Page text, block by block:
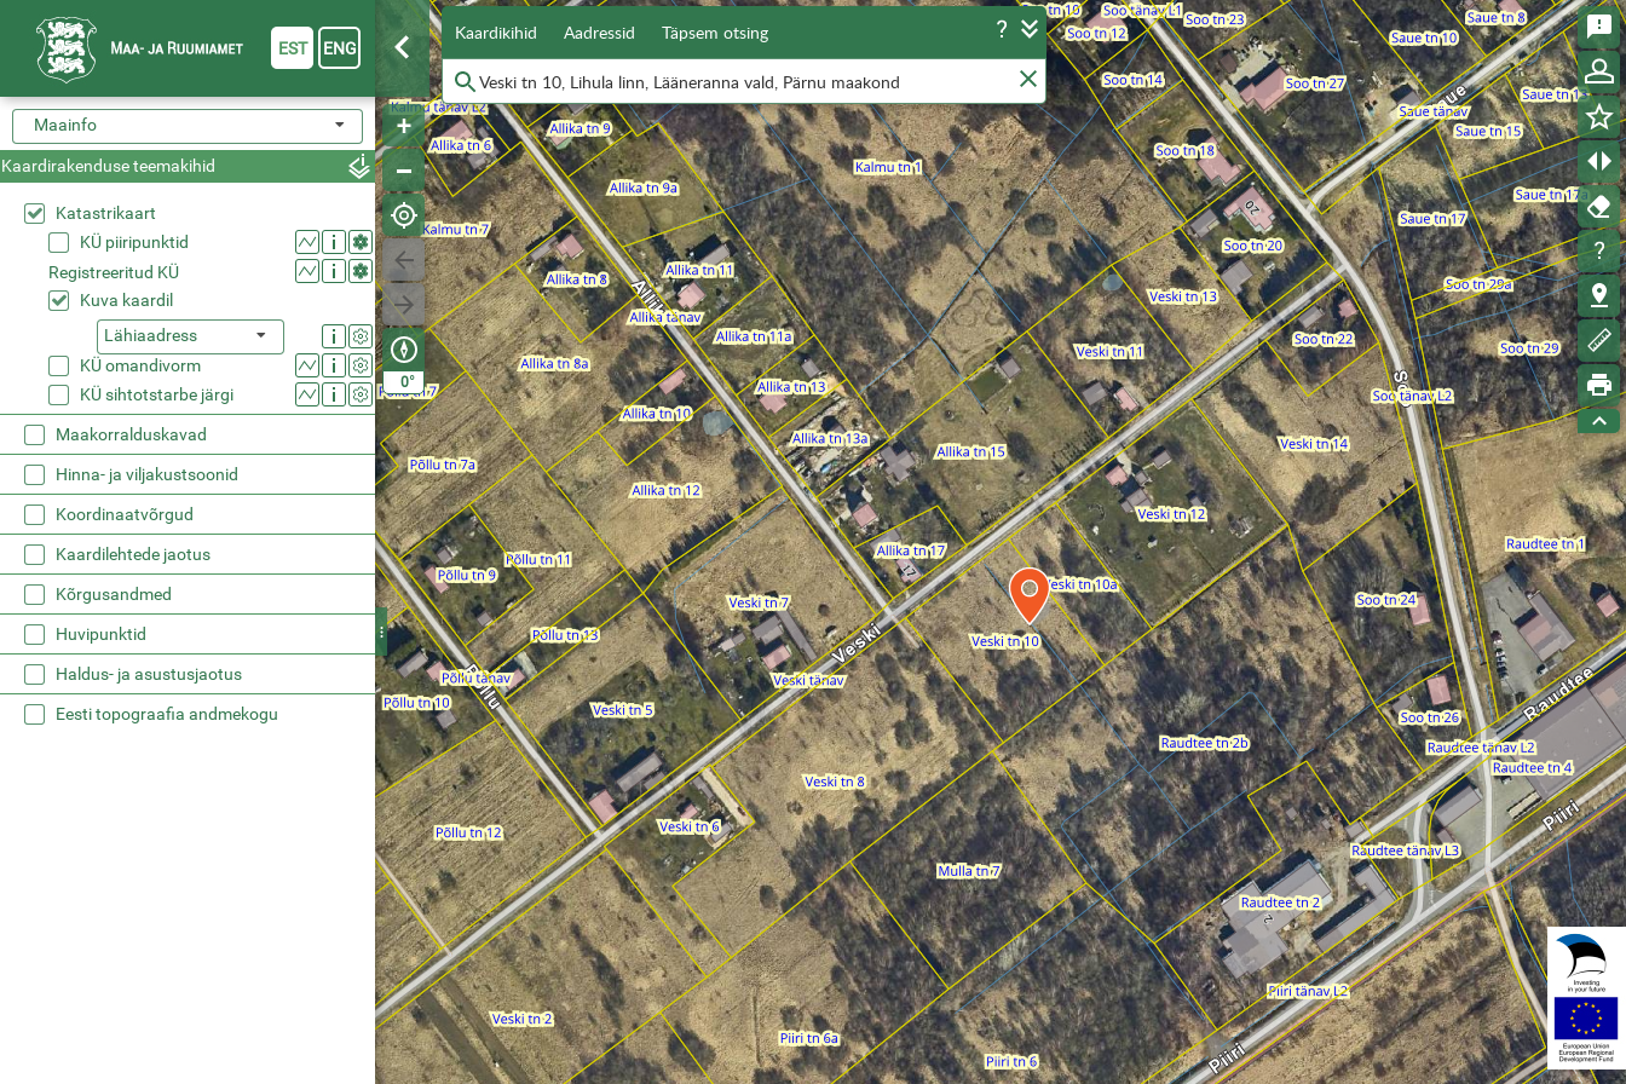
0°
Kaardikihid Aadressid Täpsem otsing
Maainfo
Kaardirakenduse teemakihid
Katastrikaart
KÜ piiripunktid
Registreeritud KÜ
Kuva kaardil
Lähiaadress
KÜ omandivorm
KÜ sihtotstarbe järgi
Maakorralduskavad
Hinna- ja viljakustsoonid
Koordinaatvõrgud
Kaardilehtede jaotus
Kõrgusandmed
Huvipunktid
Haldus- ja asustusjaotus
Eesti topograafia andmekogu
EST ENG